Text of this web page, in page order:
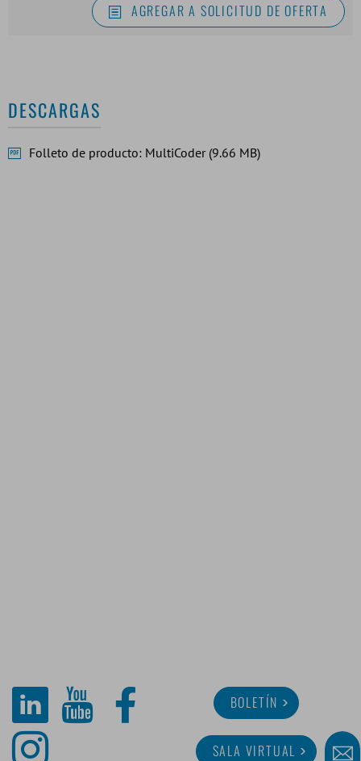
AGREGAR A SOLICITUD DE OFERTA
DESCARGAS
Folleto de producto: MultiCoder (9.66 MB)
BOLETÍN
SALA VIRTUAL